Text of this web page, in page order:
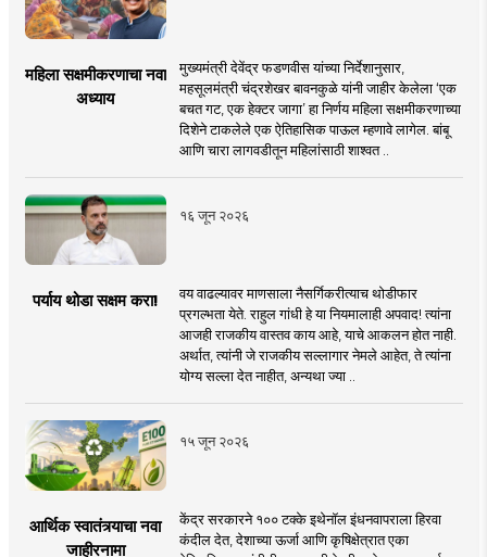
महिला सक्षमीकरणाचा नवा
अध्याय
मुख्यमंत्री देवेंद्र फडणवीस यांच्या निर्देशानुसार,
महसूलमंत्री चंद्रशेखर बावनकुळे यांनी जाहीर केलेला ‘एक
बचत गट, एक हेक्टर जागा’ हा निर्णय महिला सक्षमीकरणाच्या
दिशेने टाकलेले एक ऐतिहासिक पाऊल म्हणावे लागेल. बांबू
आणि चारा लागवडीतून महिलांसाठी शाश्वत ..
१६ जून २०२६
पर्याय थोडा सक्षम करा!
वय वाढल्यावर माणसाला नैसर्गिकरीत्याच थोडीफार
प्रगल्भता येते. राहुल गांधी हे या नियमालाही अपवाद! त्यांना
आजही राजकीय वास्तव काय आहे, याचे आकलन होत नाही.
अर्थात, त्यांनी जे राजकीय सल्लागार नेमले आहेत, ते त्यांना
योग्य सल्ला देत नाहीत, अन्यथा ज्या ..
१५ जून २०२६
आर्थिक स्वातंत्र्याचा नवा
जाहीरनामा
केंद्र सरकारने १०० टक्के इथेनॉल इंधनवापराला हिरवा
कंदील देत, देशाच्या ऊर्जा आणि कृषिक्षेत्रात एका